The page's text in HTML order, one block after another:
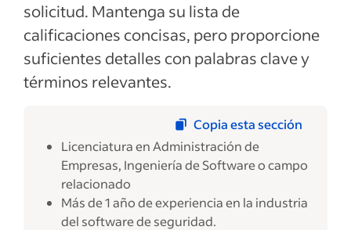
solicitud. Mantenga su lista de
calificaciones concisas, pero proporcione
suficientes detalles con palabras clave y
términos relevantes.
Copia esta sección
Licenciatura en Administración de
Empresas, Ingeniería de Software o campo
relacionado
Más de 1 año de experiencia en la industria
del software de seguridad.